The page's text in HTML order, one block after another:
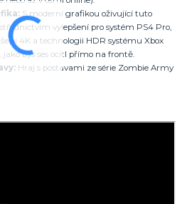
S moderní grafikou oživující tuto
vylepšení pro systém PS4 Pro,
4K a technologii HDR systému Xbox
bys ses ocitl přímo na frontě.
Hraj s postavami ze série Zombie Army